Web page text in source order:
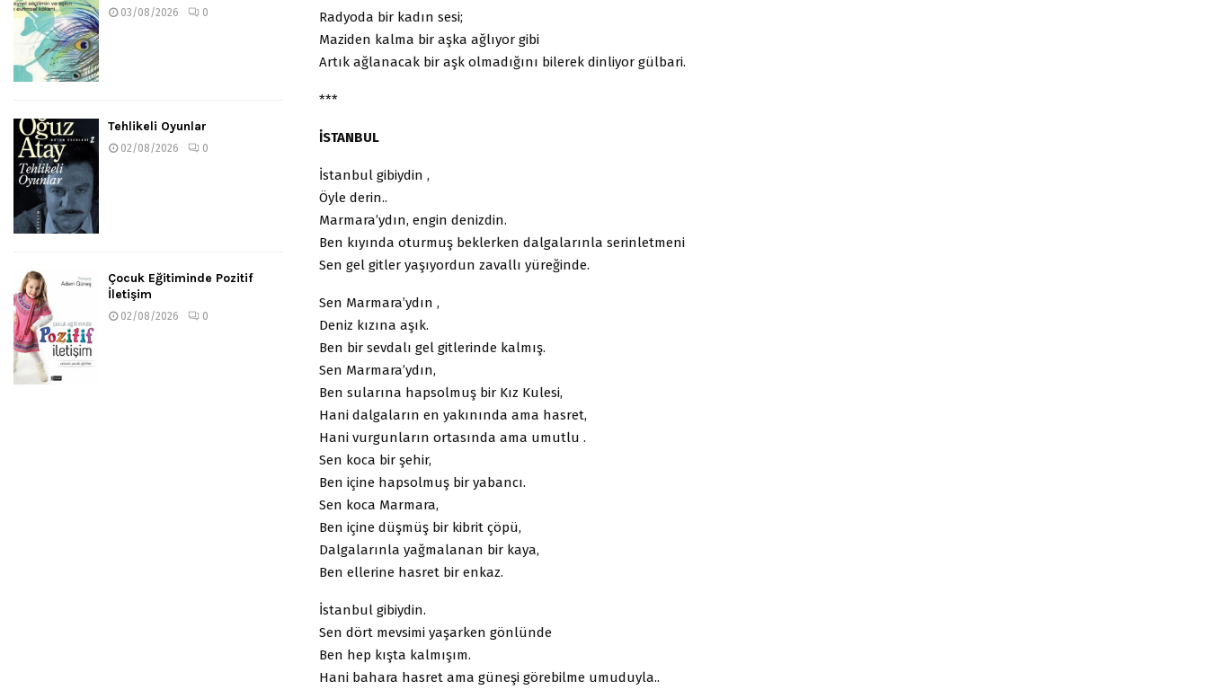
Radyoda bir kadın sesi;
Maziden kalma bir aşka ağlıyor gibi
Artık ağlanacak bir aşk olmadığını bilerek dinliyor gülbari.
***
İSTANBUL
İstanbul gibiydin ,
Öyle derin..
Marmara’ydın, engin denizdin.
Ben kıyında oturmuş beklerken dalgalarınla serinletmeni
Sen gel gitler yaşıyordun zavallı yüreğinde.
Sen Marmara’ydın ,
Deniz kızına aşık.
Ben bir sevdalı gel gitlerinde kalmış.
Sen Marmara’ydın,
Ben sularına hapsolmuş bir Kız Kulesi,
Hani dalgaların en yakınında ama hasret,
Hani vurgunların ortasında ama umutlu .
Sen koca bir şehir,
Ben içine hapsolmuş bir yabancı.
Sen koca Marmara,
Ben içine düşmüş bir kibrit çöpü,
Dalgalarınla yağmalanan bir kaya,
Ben ellerine hasret bir enkaz.
İstanbul gibiydin.
Sen dört mevsimi yaşarken gönlünde
Ben hep kışta kalmışım.
Hani bahara hasret ama güneşi görebilme umuduyla..
03/08/2026 0
Tehlikeli Oyunlar
02/08/2026 0
Çocuk Eğitiminde Pozitif
İletişim
02/08/2026 0